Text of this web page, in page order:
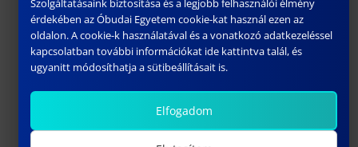
hallgatói szerződéssel segít az
oktatásban is.
Dr. habil Farkas Tibor dékán elismerő
oklevelet adományozott a következő
érdekében az Óbudai Egyetem cookie-kat használ ezen az
oldalon. A cookie-k használatával és a vonatkozó adatkezeléssel
kapcsolatban további információkat ide kattintva talál, és
ugyanitt módosíthatja a sütibeállításait is.
Elfogadom